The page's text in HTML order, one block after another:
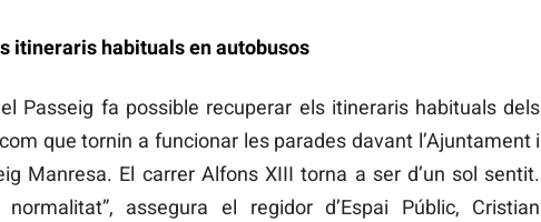
itineraris habituals en autobusos
Passeig fa possible recuperar els itineraris habituals dels
que tornin a funcionar les parades davant l’Ajuntament i
Manresa. El carrer Alfons XIII torna a ser d’un sol sentit.
normalitat”, assegura el regidor d’Espai Públic, Cristian